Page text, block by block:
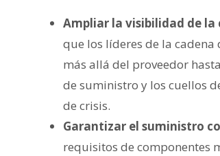
Ampliar la visibilidad de la
que los líderes de la
más allá del proveedor
de suministro y los cuellos
de crisis.
Garantizar el suministro
requisitos de componentes